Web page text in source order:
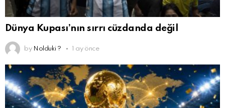
Dünya Kupası’nın sırrı cüzdanda değil
by Nolduki ? 1 ay önce